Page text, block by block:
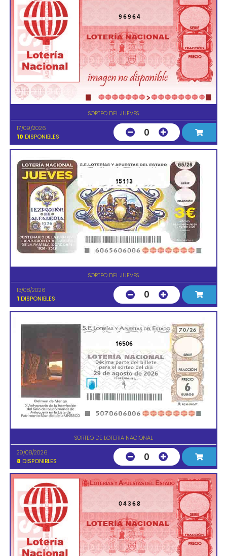
96964
SORTEO DEL JUEVES
17/09/2026
10 DISPONIBLES 0
15113
SORTEO DEL JUEVES
13/08/2026
1 DISPONIBLES 0
16506
SORTEO DE LOTERIA NACIONAL
29/08/2026
8 DISPONIBLES 0
04368